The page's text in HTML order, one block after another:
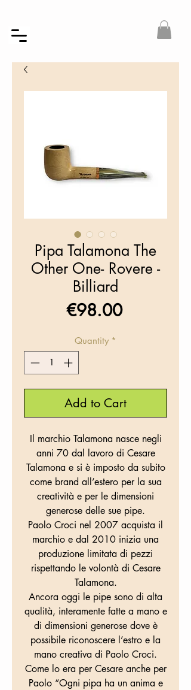
Pipa Talamona The
Other One- Rovere -
Billiard
€98.00Price
Quantity *
Add to Cart
Il marchio Talamona nasce negli
anni 70 dal lavoro di Cesare
Talamona e si è imposto da subito
come brand all’estero per la sua
creatività e per le dimensioni
generose delle sue pipe.
Paolo Croci nel 2007 acquista il
marchio e dal 2010 inizia una
produzione limitata di pezzi
rispettando le volontà di Cesare
Talamona.
Ancora oggi le pipe sono di alta
qualità, interamente fatte a mano e
di dimensioni generose dove è
possibile riconoscere l’estro e la
mano creativa di Paolo Croci.
Come lo era per Cesare anche per
Paolo “Ogni pipa ha un anima e